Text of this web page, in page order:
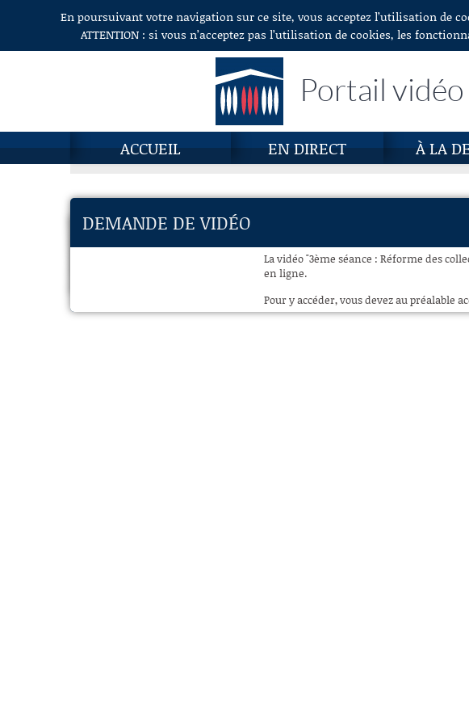
Aller au contenuEn poursuivant votre navigation sur ce site, vous acceptez l’utilisation de
ATTENTION : si vous n’acceptez pas l’utilisation de cookies, les
Portail
ACCUEIL EN DIRECT À LA
DEMANDE DE VIDÉO
La vidéo "3ème séance : Réforme des
en ligne.
Pour y accéder, vous devez au préalable